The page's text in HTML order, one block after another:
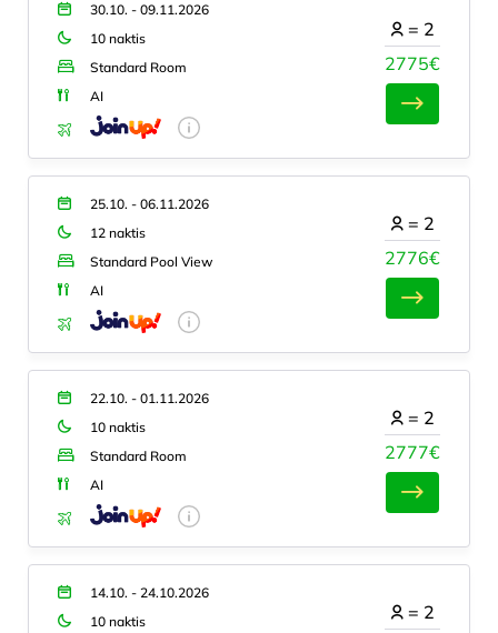
30.10. - 09.11.2026
10 naktis
Standard Room
AI
2775€
= 2
25.10. - 06.11.2026
12 naktis
Standard Pool View
AI
2776€
= 2
22.10. - 01.11.2026
10 naktis
Standard Room
AI
2777€
= 2
14.10. - 24.10.2026
10 naktis
= 2